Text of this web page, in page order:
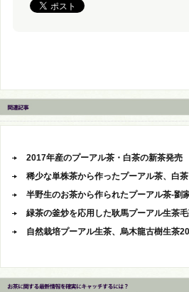
2017年産のプーアル茶・白茶の新茶発売
稀少な単株茶から作ったプーアル茶、白
半野生のお茶から作られたプーアル茶-劉
緑茶の釜炒を応用した耿馬プーアル生茶
自然栽培プーアル生茶、烏木龍古樹生茶